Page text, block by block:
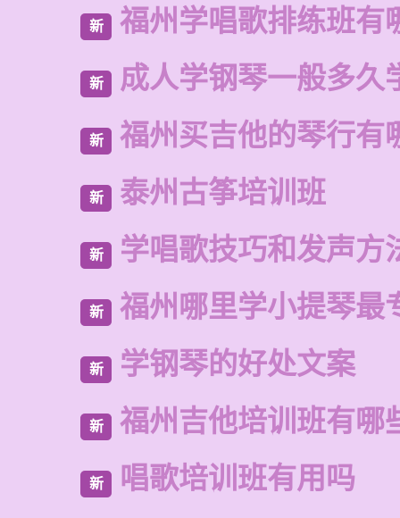
新 福州学唱歌排练班有
新 成人学钢琴一般多久
新 福州买吉他的琴行有
新 泰州古筝培训班
新 学唱歌技巧和发声方
新 福州哪里学小提琴最
新 学钢琴的好处文案
新 福州吉他培训班有哪
新 唱歌培训班有用吗